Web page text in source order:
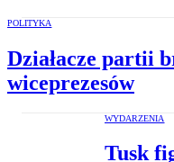
POLITYKA
Działacze partii
wiceprezesów
WYDARZENIA
Tusk